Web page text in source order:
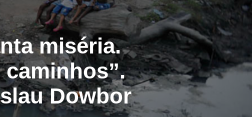
miséria.
Dowbor